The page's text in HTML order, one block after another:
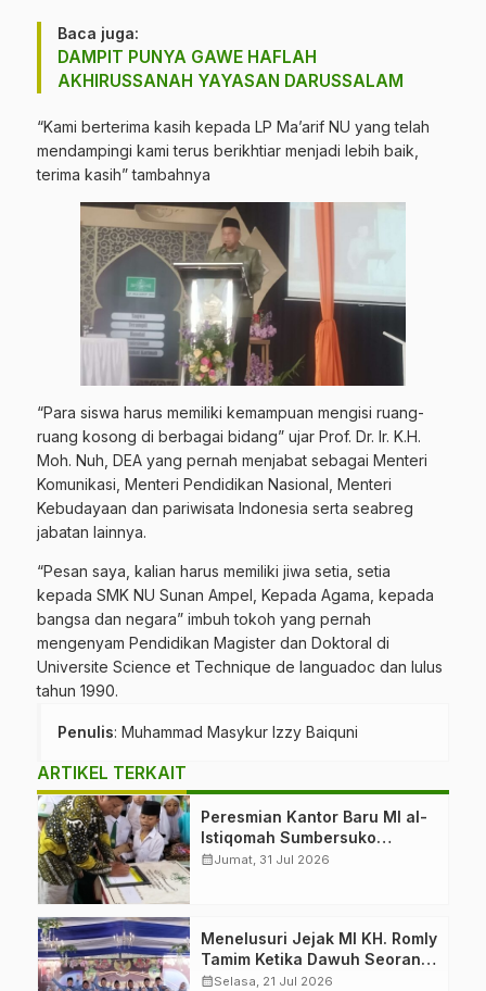
Baca juga:
DAMPIT PUNYA GAWE HAFLAH
AKHIRUSSANAH YAYASAN DARUSSALAM
“Kami berterima kasih kepada LP Ma’arif NU yang telah
mendampingi kami terus berikhtiar menjadi lebih baik,
terima kasih” tambahnya
“Para siswa harus memiliki kemampuan mengisi ruang-
ruang kosong di berbagai bidang” ujar Prof. Dr. Ir. K.H.
Moh. Nuh, DEA yang pernah menjabat sebagai Menteri
Komunikasi, Menteri Pendidikan Nasional, Menteri
Kebudayaan dan pariwisata Indonesia serta seabreg
jabatan lainnya.
“Pesan saya, kalian harus memiliki jiwa setia, setia
kepada SMK NU Sunan Ampel, Kepada Agama, kepada
bangsa dan negara” imbuh tokoh yang pernah
mengenyam Pendidikan Magister dan Doktoral di
Universite Science et Technique de languadoc dan lulus
tahun 1990.
Penulis: Muhammad Masykur Izzy Baiquni
ARTIKEL TERKAIT
Peresmian Kantor Baru MI al-
Istiqomah Sumbersuko
Tajinan. Ketua LP Ma’arif
calendar_monthJumat, 31 Jul 2026
Menelusuri Jejak MI KH. Romly
Tamim Ketika Dawuh Seorang
Kiai Menjelma Menjadi
calendar_monthSelasa, 21 Jul 2026